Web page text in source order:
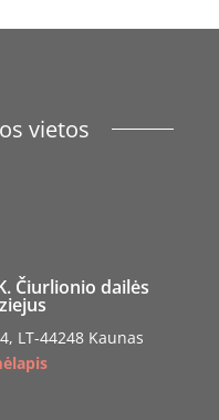
vietos
Čiurlionio dailės
LT-44248 Kaunas